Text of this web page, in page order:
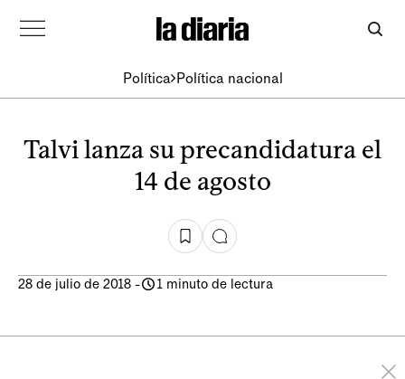
Política Política nacional
Talvi lanza su precandidatura el
14 de agosto
28 de julio de 2018 - 1 minuto de lectura